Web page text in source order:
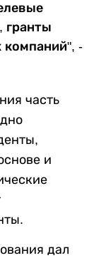
гранты
-
часть
и
дал